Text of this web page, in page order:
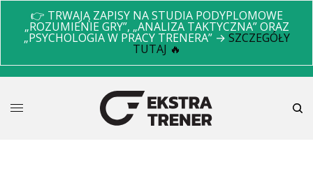
👉 TRWAJĄ ZAPISY NA STUDIA PODYPLOMOWE
„ROZUMIENIE GRY”, „ANALIZA TAKTYCZNA” ORAZ
„PSYCHOLOGIA W PRACY TRENERA” → SZCZEGÓŁY
TUTAJ 🔥